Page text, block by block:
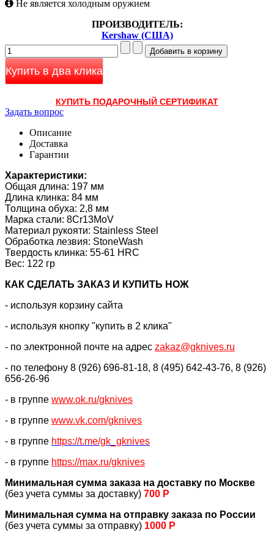
Не является холодным оружием
ПРОИЗВОДИТЕЛЬ:
Kershaw (США)
Купить в два клика
КУПИТЬ ПОДАРОЧНЫЙ СЕРТИФИКАТ
Задать вопрос
Описание
Доставка
Гарантии
Характеристики:
Общая длина: 197 мм
Длина клинка: 84 мм
Толщина обуха: 2,8 мм
Марка стали: 8Cr13MoV
Материал рукояти: Stainless Steel
Обработка лезвия: StoneWash
Твердость клинка: 55-61 HRC
Вес: 122 гр
КАК CДЕЛАТЬ ЗАКАЗ И КУПИТЬ НОЖ
- используя корзину сайта
- используя кнопку "купить в 2 клика"
- по электронной почте на адрес zakaz@gknives.ru
- по телефону 8 (926) 696-81-18, 8 (495) 642-43-76, 8 (926)
656-26-96
- в группе www.ok.ru/gknives
- в группе www.vk.com/gknives
- в группе https://t.me/gk_gknives
- в группе https://max.ru/gknives
Минимальная сумма заказа на доставку по Москве
(без учета суммы за доставку) 700 Р
Минимальная сумма на отправку заказа по России
(без учета суммы за отправку) 1000 Р